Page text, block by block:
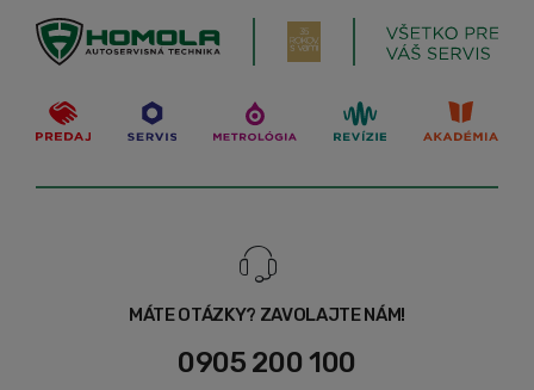
MÁTE OTÁZKY? ZAVOLAJTE NÁM!
0905 200 100